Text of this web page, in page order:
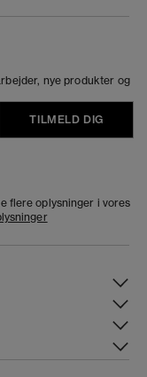
nye produkter og
TILMELD DIG
flere oplysninger i vores